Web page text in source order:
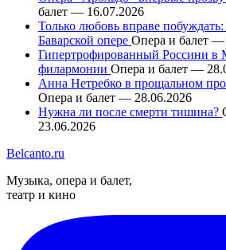
балет — 16.07.2026
Только любовь вправе
Баварской опере Опера и балет —
Гипертрофированный Россини в
филармонии Опера и балет —
Анна Нетребко в прощальном
Опера и балет — 28.06.2026
Нужна ли после смерти тишина?
23.06.2026
Belcanto.ru
Музыка, опера и балет,
театр и кино